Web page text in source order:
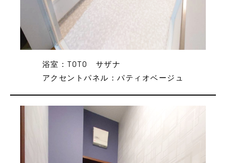
浴室：TOTO サザナ
アクセントパネル：パティオベージュ